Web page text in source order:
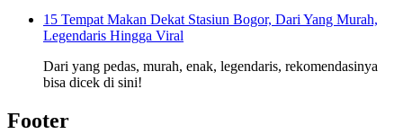
15 Tempat Makan Dekat Stasiun Bogor, Dari Yang Murah,
Legendaris Hingga Viral
Dari yang pedas, murah, enak, legendaris, rekomendasinya
bisa dicek di sini!
Footer